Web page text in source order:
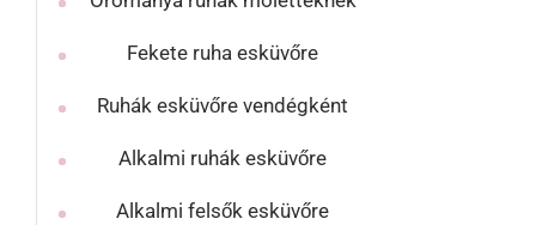
Fekete ruha esküvőre
Ruhák esküvőre vendégként
Alkalmi ruhák esküvőre
Alkalmi felsők esküvőre